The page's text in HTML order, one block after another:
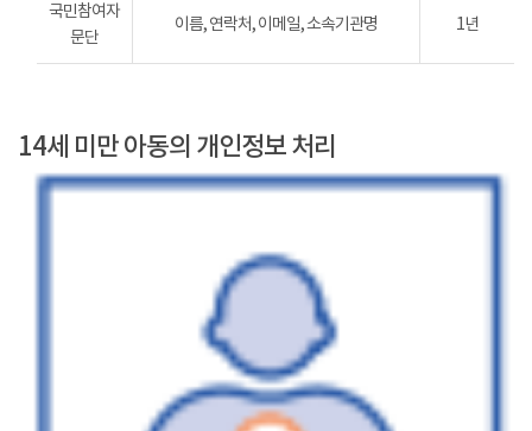
국민참여자
문단
이름, 연락처, 이메일, 소속기관명 1년
14세 미만 아동의 개인정보 처리